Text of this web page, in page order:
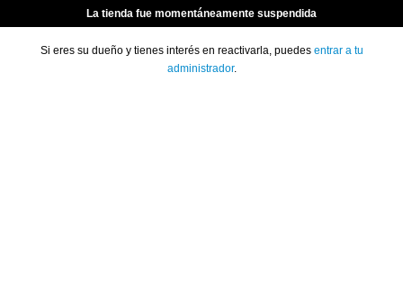
La tienda fue momentáneamente suspendida
Si eres su dueño y tienes interés en reactivarla, puedes entrar a tu
administrador.